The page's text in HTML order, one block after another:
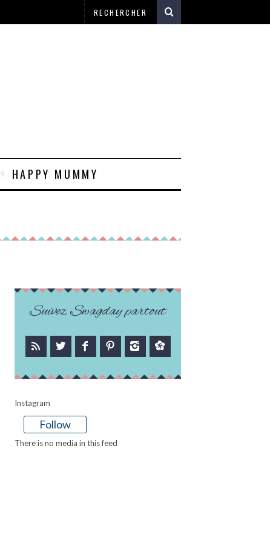
HAPPY MUMMY
Suivez Swagday partout
Instagram
Follow
There is no media in this feed